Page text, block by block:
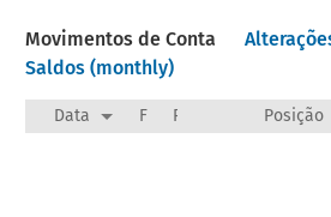
Movimentos de Conta
Saldos (monthly)
Data F Payee/Narration
Posição